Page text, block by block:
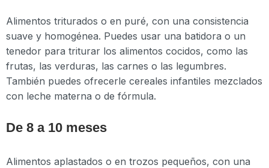
Alimentos triturados o en puré, con una consistencia
suave y homogénea. Puedes usar una batidora o un
tenedor para triturar los alimentos cocidos, como las
frutas, las verduras, las carnes o las legumbres.
También puedes ofrecerle cereales infantiles mezclados
con leche materna o de fórmula.
De 8 a 10 meses
Alimentos aplastados o en trozos pequeños, con una